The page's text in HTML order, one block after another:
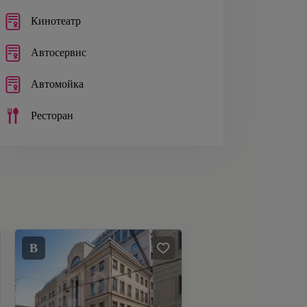
Кинотеатр
Автосервис
Автомойка
Ресторан
B